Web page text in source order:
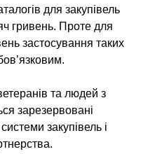
для закупівель
гривень. Проте для
застосування таких
та людей з
зарезервовані
закупівель і